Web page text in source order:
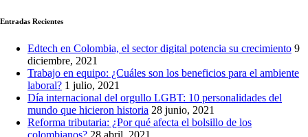
Entradas Recientes
Edtech en Colombia, el sector digital potencia su crecimiento 9
diciembre, 2021
Trabajo en equipo: ¿Cuáles son los beneficios para el ambiente
laboral? 1 julio, 2021
Día internacional del orgullo LGBT: 10 personalidades del
mundo que hicieron historia 28 junio, 2021
Reforma tributaria: ¿Por qué afecta el bolsillo de los
colombianos? 28 abril, 2021